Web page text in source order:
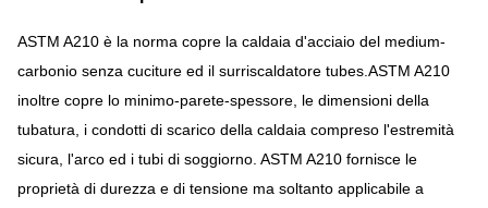
ASTM A210 è la norma copre la caldaia d'acciaio del medium-
carbonio senza cuciture ed il surriscaldatore tubes.ASTM A210
inoltre copre lo minimo-parete-spessore, le dimensioni della
tubatura, i condotti di scarico della caldaia compreso l'estremità
sicura, l'arco ed i tubi di soggiorno. ASTM A210 fornisce le
proprietà di durezza e di tensione ma soltanto applicabile a